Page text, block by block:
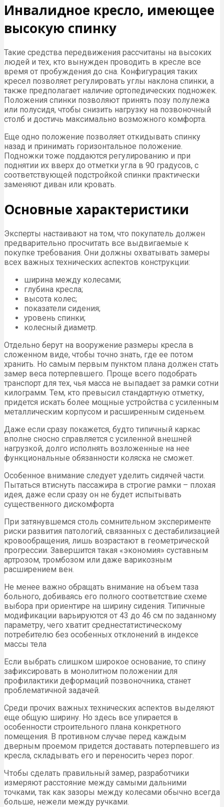
Инвалидное кресло, имеющее
высокую спинку
Такие средства передвижения рассчитаны на высоких
людей и тех, кто вынужден проводить в кресле все
время от пробуждения до сна. Конфигурация таких
кресел позволяет регулировать углы наклона спинки, а
также предполагает наличие ортопедических подножек.
Положения спинки позволяют принять позу полулежа
или полусидя, чтобы снизить нагрузку на позвоночный
столб и достичь максимально возможного комфорта.
Еще одно положение позволяет откидывать спинку
назад и принимать горизонтальное положение.
Подножки тоже поддаются регулированию и при
поднятии их вверх до отметки угла в 90 градусов, с
соответствующей подстройкой спинки практически
заменяют диван или кровать.
Основные характеристики
Эксперты настаивают на том, что покупатель должен
предварительно просчитать все выдвигаемые к
покупке требования. Они должны охватывать замеры
всех важных технических аспектов конструкции:
ширина между колесами;
глубина кресла;
высота колес;
показатели сидения;
уровень спинки;
колесный диаметр.
Отдельно берут на вооружение размеры кресла в
сложенном виде, чтобы точно знать, где ее потом
хранить. Но самым первым пунктом плана должен стать
замер веса потерпевшего. Проще всего подобрать
транспорт для тех, чья масса не выпадает за рамки сотни
килограмм. Тем, кто превысил стандартную отметку,
придется искать более мощные устройства с усиленным
металлическим корпусом и расширенным сиденьем.
Даже если сразу покажется, будто типичный каркас
вполне сносно справляется с усиленной внешней
нагрузкой, долго исполнять возложенные на нее
функциональные обязанности коляска не сможет.
Особенное внимание следует уделить сидячей части.
Пытаться втиснуть пассажира в строгие рамки – плохая
идея, даже если сразу он не будет испытывать
существенного дискомфорта
При затянувшемся столь сомнительном эксперименте
риски развития патологий, связанных с дестабилизацией
кровообращения, лишь возрастают в геометрической
прогрессии. Завершится такая «экономия» суставным
артрозом, тромбозом или даже варикозным
расширением вен.
Не менее важно обращать внимание на объем таза
больного, добиваясь его полного соответствие схеме
выбора при ориентире на ширину сидения. Типичные
модификации варьируются от 43 до 46 см по заданному
параметру, чего хватит среднестатистическому
потребителю без особенных отклонений в индексе
массы тела
Если выбрать слишком широкое основание, то спину
зафиксировать в монолитном положении для
профилактики деформаций позвоночника, станет
проблематичной задачей.
Среди прочих важных технических аспектов выделяют
еще общую ширину. Но здесь все упирается в
особенности строительного плана конкретного
помещения. В противном случае перед каждым
дверным проемом придется доставать потерпевшего из
кресла, складывать его и переносить через порог.
Чтобы сделать правильный замер, разработчики
измеряют расстояние между самыми дальними
точками, так как зазоры между колесами обычно всегда
больше, нежели между ручками.